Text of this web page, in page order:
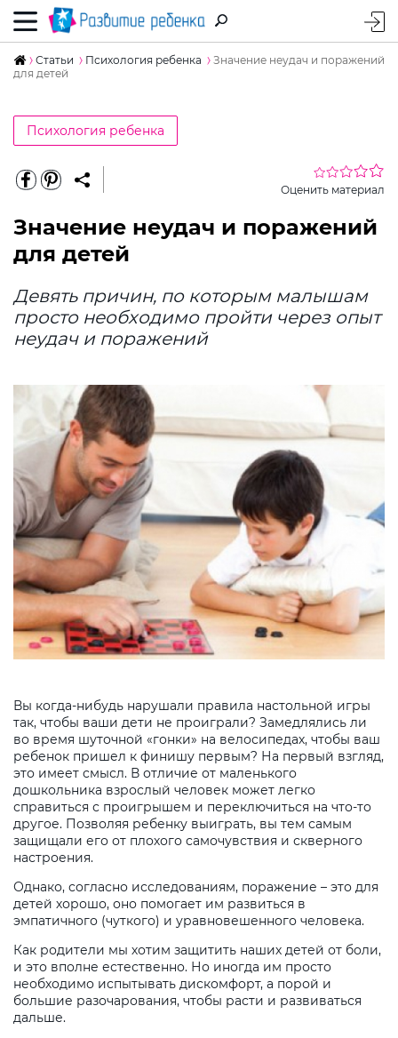
Статьи Психология ребенка
Значение неудач и поражений
для детей
Психология ребенка
Оценить материал
Значение неудач и поражений
для детей
Девять причин, по которым малышам
просто необходимо пройти через опыт
неудач и поражений
Вы когда-нибудь нарушали правила настольной игры
так, чтобы ваши дети не проиграли? Замедлялись ли
во время шуточной «гонки» на велосипедах, чтобы ваш
ребенок пришел к финишу первым? На первый взгляд,
это имеет смысл. В отличие от маленького
дошкольника взрослый человек может легко
справиться с проигрышем и переключиться на что-то
другое. Позволяя ребенку выиграть, вы тем самым
защищали его от плохого самочувствия и скверного
настроения.
Однако, согласно исследованиям, поражение – это для
детей хорошо, оно помогает им развиться в
эмпатичного (чуткого) и уравновешенного человека.
Как родители мы хотим защитить наших детей от боли,
и это вполне естественно. Но иногда им просто
необходимо испытывать дискомфорт, а порой и
большие разочарования, чтобы расти и развиваться
дальше.